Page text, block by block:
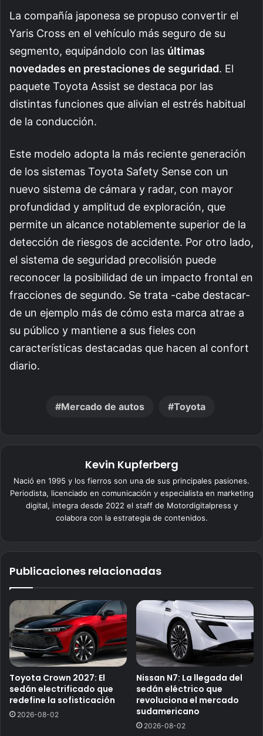
La compañía japonesa se propuso convertir el
Yaris Cross en el vehículo más seguro de su
segmento, equipándolo con las últimas
novedades en prestaciones de seguridad. El
paquete Toyota Assist se destaca por las
distintas funciones que alivian el estrés habitual
de la conducción.
Este modelo adopta la más reciente generación
de los sistemas Toyota Safety Sense con un
nuevo sistema de cámara y radar, con mayor
profundidad y amplitud de exploración, que
permite un alcance notablemente superior de la
detección de riesgos de accidente. Por otro lado,
el sistema de seguridad precolisión puede
reconocer la posibilidad de un impacto frontal en
fracciones de segundo. Se trata -cabe destacar-
de un ejemplo más de cómo esta marca atrae a
su público y mantiene a sus fieles con
características destacadas que hacen al confort
diario.
Mercado de autos Toyota
Kevin Kupferberg
Nació en 1995 y los fierros son una de sus principales pasiones.
Periodista, licenciado en comunicación y especialista en marketing
digital, integra desde 2022 el staff de Motordigitalpress y
colabora con la estrategia de contenidos.
Publicaciones relacionadas
Toyota Crown 2027: El
sedán electrificado que
redefine la sofisticación
2026-08-02
Nissan N7: La llegada del
sedán eléctrico que
revoluciona el mercado
sudamericano
2026-08-02